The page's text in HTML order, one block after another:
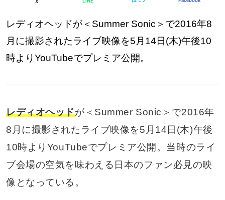
レディオヘッドが＜Summer Sonic＞で2016年8
月に撮影されたライブ映像を5月14日(木)午後10
時よりYouTubeでプレミア公開。
レディオヘッドが＜Summer Sonic＞で2016年
8月に撮影されたライブ映像を5月14日(木)午後
10時よりYouTubeでプレミア公開。当時のライ
ブ会場の空気を味わえる日本のファン必見の映
像となっている。